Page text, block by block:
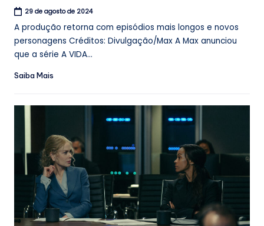
29 de agosto de 2024
A produção retorna com episódios mais longos e novos
personagens Créditos: Divulgação/Max A Max anunciou
que a série A VIDA...
Saiba Mais